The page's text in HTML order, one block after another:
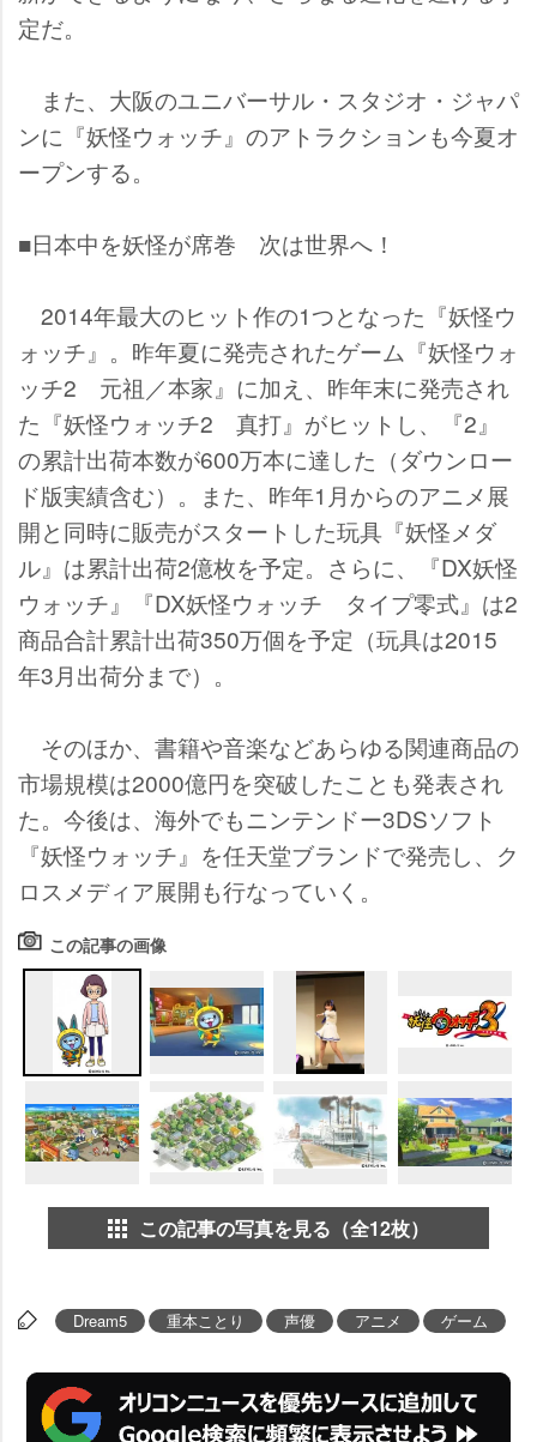
定だ。
また、大阪のユニバーサル・スタジオ・ジャパ
ンに『妖怪ウォッチ』のアトラクションも今夏オ
ープンする。
■日本中を妖怪が席巻 次は世界へ！
2014年最大のヒット作の1つとなった『妖怪ウ
ォッチ』。昨年夏に発売されたゲーム『妖怪ウォ
ッチ2 元祖／本家』に加え、昨年末に発売され
た『妖怪ウォッチ2 真打』がヒットし、『2』
の累計出荷本数が600万本に達した（ダウンロー
ド版実績含む）。また、昨年1月からのアニメ展
開と同時に販売がスタートした玩具『妖怪メダ
ル』は累計出荷2億枚を予定。さらに、『DX妖怪
ウォッチ』『DX妖怪ウォッチ タイプ零式』は2
商品合計累計出荷350万個を予定（玩具は2015
年3月出荷分まで）。
そのほか、書籍や音楽などあらゆる関連商品の
市場規模は2000億円を突破したことも発表され
た。今後は、海外でもニンテンドー3DSソフト
『妖怪ウォッチ』を任天堂ブランドで発売し、ク
ロスメディア展開も行なっていく。
この記事の画像
この記事の写真を見る（全12枚）
Dream5 重本ことり 声優 アニメ ゲーム